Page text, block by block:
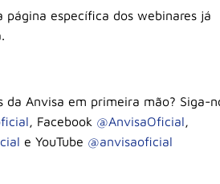
página específica dos webinares já
da Anvisa em primeira mão? Siga-
, Facebook @AnvisaOficial,
e YouTube @anvisaoficial